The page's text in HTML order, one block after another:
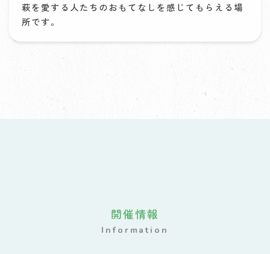
萩を愛する人たちのおもてなしを感じてもらえる場
所です。
開催情報
Information